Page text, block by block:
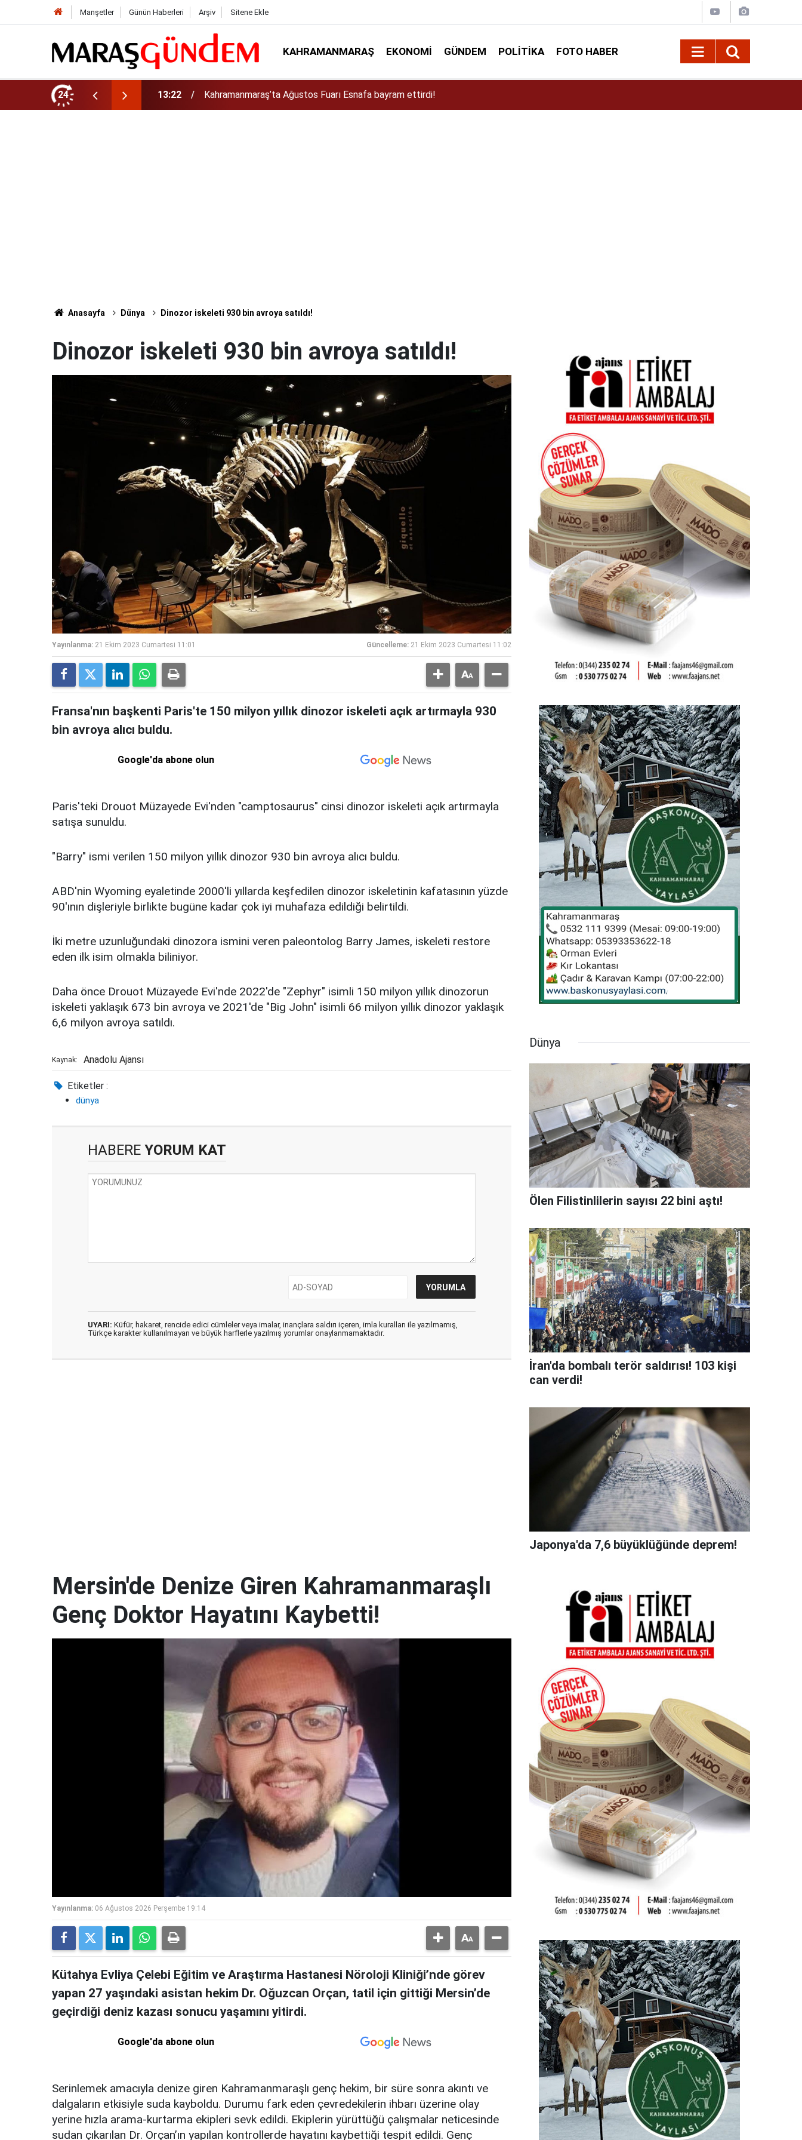
Manşetler Günün Haberleri Arşiv Sitene Ekle
KAHRAMANMARAŞ EKONOMI GÜNDEM POLITIKA FOTO HABER
24 13:17 Kahramanmaraş’ta Dulkadiroğlu Kırsalına 45 Milyonluk Yol Yatırımı!
Anasayfa Dünya Dinozor iskeleti 930 bin avroya satıldı!
Dinozor iskeleti 930 bin avroya satıldı!
Yayınlanma: 21 Ekim 2023 Cumartesi 11:01 Güncelleme: 21 Ekim 2023 Cumartesi 11:02
Fransa'nın başkenti Paris'te 150 milyon yıllık dinozor iskeleti açık artırmayla 930
bin avroya alıcı buldu.
Google'da abone olun
Paris'teki Drouot Müzayede Evi'nden "camptosaurus" cinsi dinozor iskeleti açık artırmayla
satışa sunuldu.
"Barry" ismi verilen 150 milyon yıllık dinozor 930 bin avroya alıcı buldu.
ABD'nin Wyoming eyaletinde 2000'li yıllarda keşfedilen dinozor iskeletinin kafatasının yüzde
90'ının dişleriyle birlikte bugüne kadar çok iyi muhafaza edildiği belirtildi.
İki metre uzunluğundaki dinozora ismini veren paleontolog Barry James, iskeleti restore
eden ilk isim olmakla biliniyor.
Daha önce Drouot Müzayede Evi'nde 2022'de "Zephyr" isimli 150 milyon yıllık dinozorun
iskeleti yaklaşık 673 bin avroya ve 2021'de "Big John" isimli 66 milyon yıllık dinozor yaklaşık
6,6 milyon avroya satıldı.​​​​​​​
Kaynak: Anadolu Ajansı
Etiketler :
dünya
HABERE YORUM KAT
UYARI: Küfür, hakaret, rencide edici cümleler veya imalar, inançlara saldırı içeren, imla kuralları ile yazılmamış,
Türkçe karakter kullanılmayan ve büyük harflerle yazılmış yorumlar onaylanmamaktadır.
Dünya
Ölen Filistinlilerin sayısı 22 bini aştı!
İran'da bombalı terör saldırısı! 103 kişi
can verdi!
Japonya'da 7,6 büyüklüğünde deprem!
Mersin'de Denize Giren Kahramanmaraşlı
Genç Doktor Hayatını Kaybetti!
Yayınlanma: 06 Ağustos 2026 Perşembe 19:14
Kütahya Evliya Çelebi Eğitim ve Araştırma Hastanesi Nöroloji Kliniği’nde görev
yapan 27 yaşındaki asistan hekim Dr. Oğuzcan Orçan, tatil için gittiği Mersin’de
geçirdiği deniz kazası sonucu yaşamını yitirdi.
Google'da abone olun
Serinlemek amacıyla denize giren Kahramanmaraşlı genç hekim, bir süre sonra akıntı ve
dalgaların etkisiyle suda kayboldu. Durumu fark eden çevredekilerin ihbarı üzerine olay
yerine hızla arama-kurtarma ekipleri sevk edildi. Ekiplerin yürüttüğü çalışmalar neticesinde
sudan çıkarılan Dr. Orçan’ın yapılan kontrollerde hayatını kaybettiği tespit edildi. Genç